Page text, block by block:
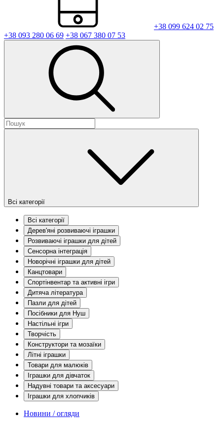
+38 099 624 02 75
+38 093 280 06 69 +38 067 380 07 53
Всі категорії
Всі категорії
Дерев'яні розвиваючі іграшки
Розвиваючі іграшки для дітей
Сенсорна інтеграція
Новорічні іграшки для дітей
Канцтовари
Спортінвентар та активні ігри
Дитяча література
Пазли для дітей
Посібники для Нуш
Настільні ігри
Творчість
Конструктори та мозаїки
Літні іграшки
Товари для малюків
Іграшки для дівчаток
Надувні товари та аксесуари
Іграшки для хлопчиків
Новини / огляди